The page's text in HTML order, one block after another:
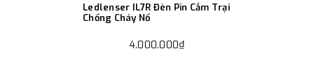
Ledlenser IL7R Đèn Pin Cắm Trại
Chống Cháy Nổ
4.000.000₫